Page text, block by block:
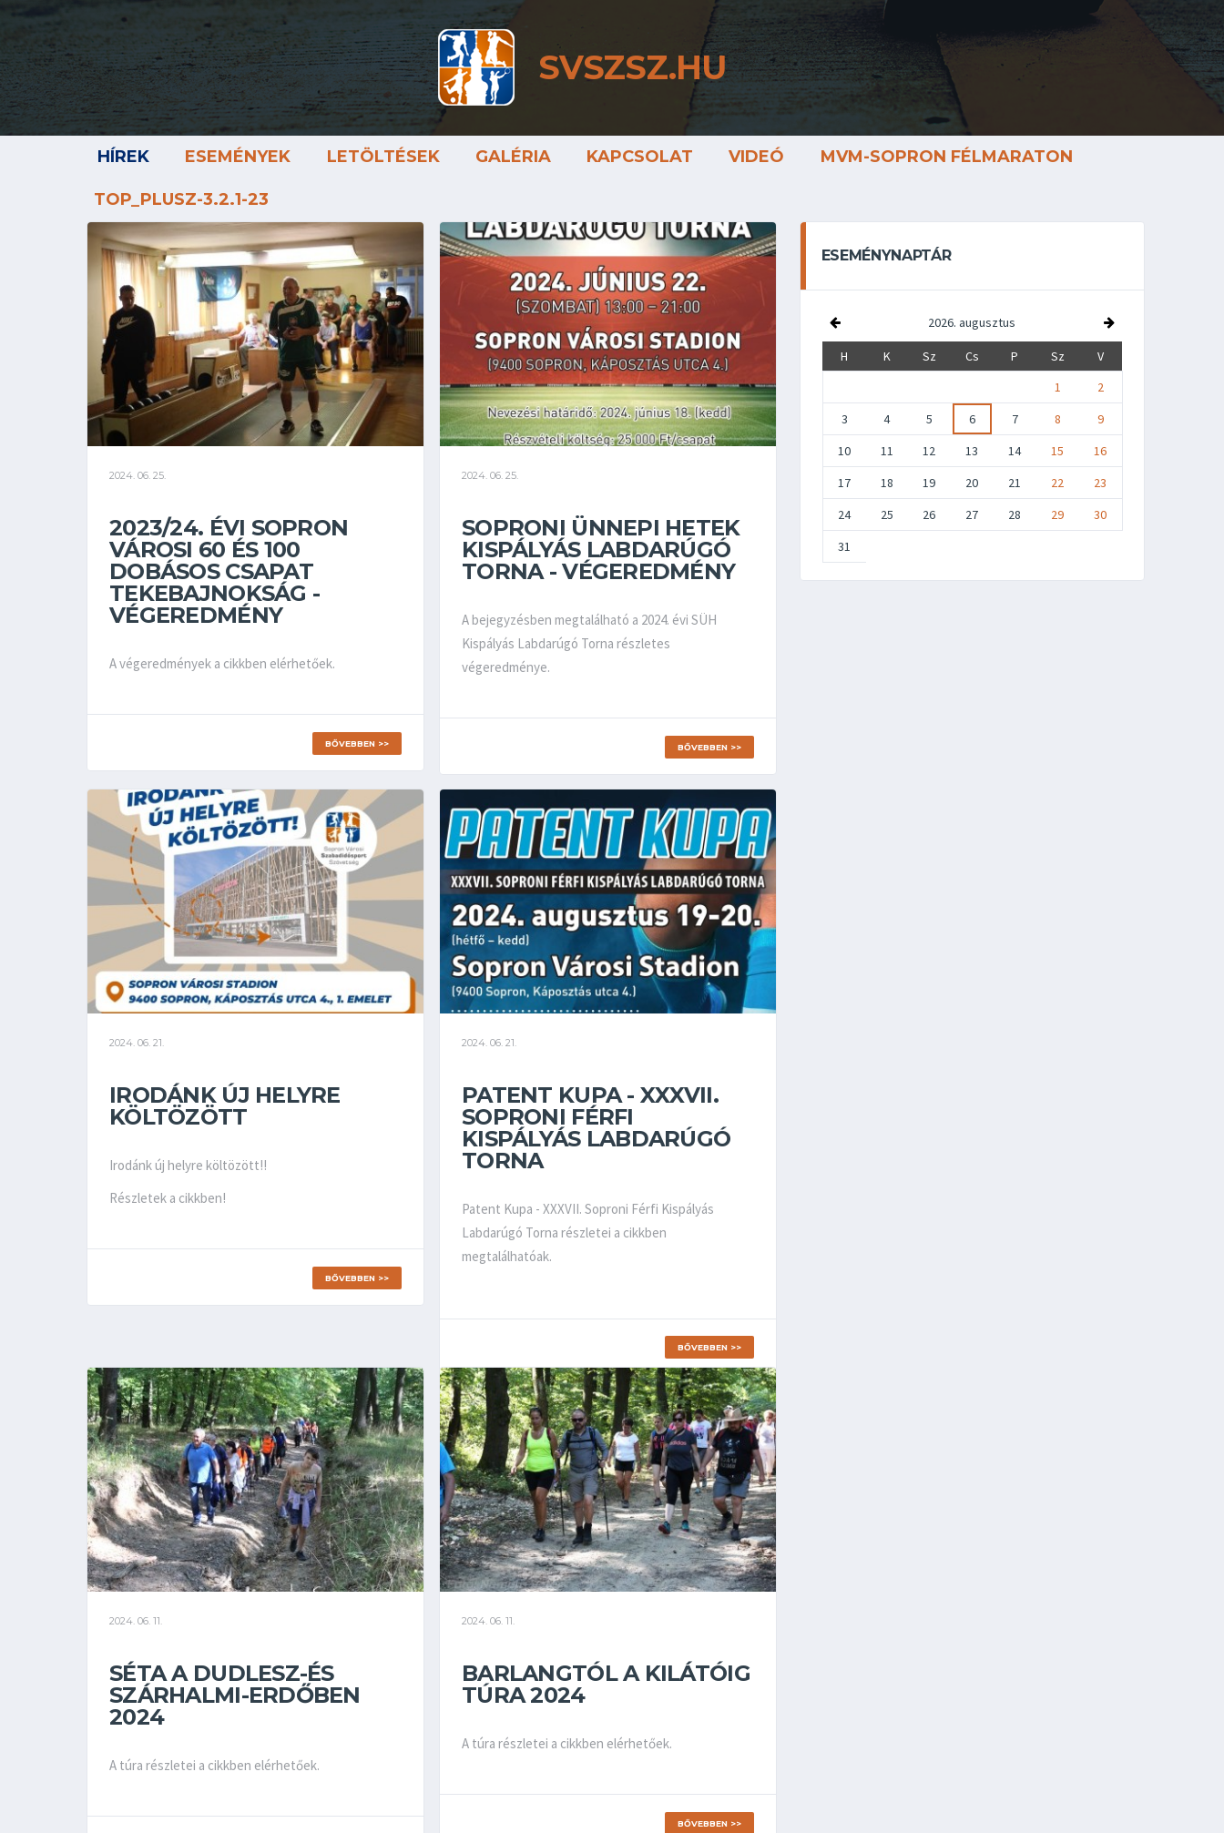
SVSZSZ.HU
HÍREK ESEMÉNYEK LETÖLTÉSEK GALÉRIA KAPCSOLAT VIDEÓ MVM-SOPRON FÉLMARATON
TOP_PLUSZ-3.2.1-23
ESEMÉNYNAPTÁR
2026. augusztus
H K Sz Cs P Sz
V
1
2
3
4 5 6 7 8
9
10
11 12 13 14 15
16
17
18 19 20 21 22
23
24
25 26 27 28 29
30
31
2024. 06. 25.
2023/24. ÉVI SOPRON
VÁROSI 60 ÉS 100
DOBÁSOS CSAPAT
TEKEBAJNOKSÁG -
VÉGEREDMÉNY
A végeredmények a cikkben elérhetőek.
BŐVEBBEN >>
2024. 06. 25.
SOPRONI ÜNNEPI HETEK
KISPÁLYÁS LABDARÚGÓ
TORNA - VÉGEREDMÉNY
A bejegyzésben megtalálható a 2024. évi SÜH
Kispályás Labdarúgó Torna részletes
végeredménye.
BŐVEBBEN >>
2024. 06. 21.
IRODÁNK ÚJ HELYRE
KÖLTÖZÖTT
Irodánk új helyre költözött!!
Részletek a cikkben!
BŐVEBBEN >>
2024. 06. 21.
PATENT KUPA - XXXVII.
SOPRONI FÉRFI
KISPÁLYÁS LABDARÚGÓ
TORNA
Patent Kupa - XXXVII. Soproni Férfi Kispályás
Labdarúgó Torna részletei a cikkben
megtalálhatóak.
BŐVEBBEN >>
2024. 06. 11.
SÉTA A DUDLESZ-ÉS
SZÁRHALMI-ERDŐBEN
2024
A túra részletei a cikkben elérhetőek.
2024. 06. 11.
BARLANGTÓL A KILÁTÓIG
TÚRA 2024
A túra részletei a cikkben elérhetőek.
BŐVEBBEN >>